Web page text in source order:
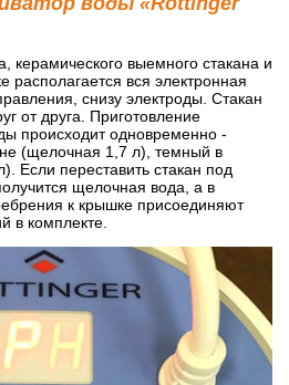
керамического выемного стакана и
вся электронная
снизу электроды. Стакан
от друга. Приготовление
происходит одновременно -
(щелочная 1,7 л), темный в
Если переставить стакан под
щелочная вода, а в
к крышке присоединяют
в комплекте.